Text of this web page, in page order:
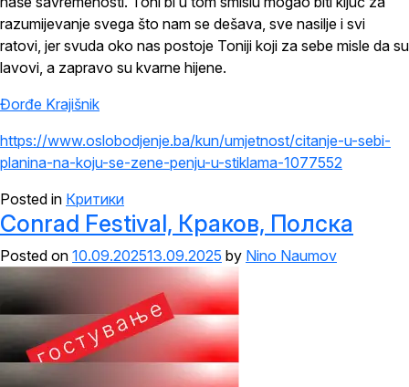
razumijevanje svega što nam se dešava, sve nasilje i svi
ratovi, jer svuda oko nas postoje Toniji koji za sebe misle da su
lavovi, a zapravo su kvarne hijene.
Đorđe Krajišnik
https://www.oslobodjenje.ba/kun/umjetnost/citanje-u-sebi-
planina-na-koju-se-zene-penju-u-stiklama-1077552
Posted in Критики
Conrad Festival, Краков, Полска
Posted on 10.09.202513.09.2025 by Nino Naumov